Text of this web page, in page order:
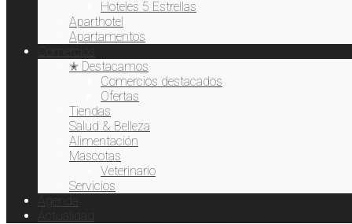
Hoteles 5 Estrellas
Aparthotel
Apartamentos
Comercios
✭ Destacamos
Comercios destacados
Ofertas
Tiendas
Salud & Belleza
Alimentación
Mascotas
Veterinario
Servicios
Agenda
Actualidad